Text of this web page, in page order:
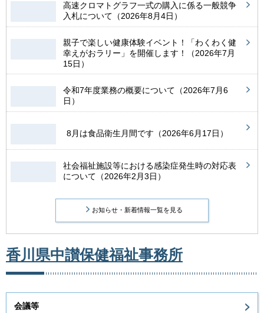
高速クロマトグラフ一式の購入に係る一般競争
入札について（2026年8月4日）
親子で楽しい健康体験イベント！「わくわく健
幸えがおラリー」を開催します！（2026年7月
15日）
令和7年度業務の概要について（2026年7月6
日）
8月は食品衛生月間です（2026年6月17日）
社会福祉施設等における感染症発生時の対応表
について（2026年2月3日）
お知らせ・新着情報一覧を見る
香川県中讃保健福祉事務所
会議等